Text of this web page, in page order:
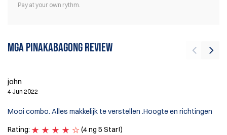
Pay at your own rythm.
Mga pinakabagong review
john
4 Jun 2022
Mooi combo. Alles makkelijk te verstellen .Hoogte en richtingen
Rating:
(4 ng 5 Star!)